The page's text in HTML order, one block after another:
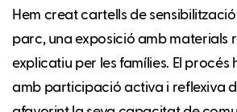
Hem creat cartells de sensibilització
parc, una exposició amb materials
explicatiu per les famílies. El procés
amb participació activa i reflexiva